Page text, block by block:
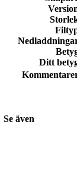
Ditt
Se även